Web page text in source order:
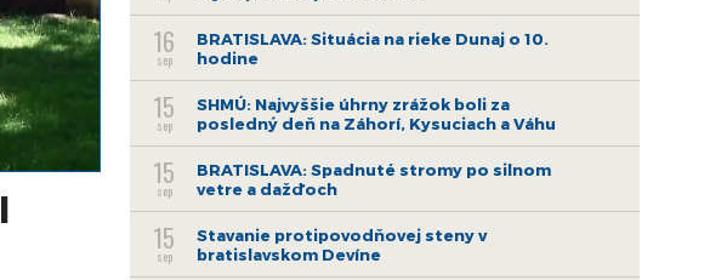
16
sep
BRATISLAVA: Situácia na rieke Dunaj o 10.
hodine
15
sep
SHMÚ: Najvyššie úhrny zrážok boli za
posledný deň na Záhorí, Kysuciach a Váhu
15
sep
BRATISLAVA: Spadnuté stromy po silnom
vetre a dažďoch
15
sep
Stavanie protipovodňovej steny v
bratislavskom Devíne